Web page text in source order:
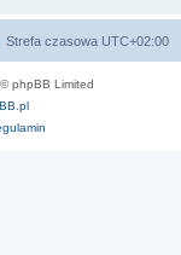
Strefa czasowa UTC+02:00
phpBB Limited